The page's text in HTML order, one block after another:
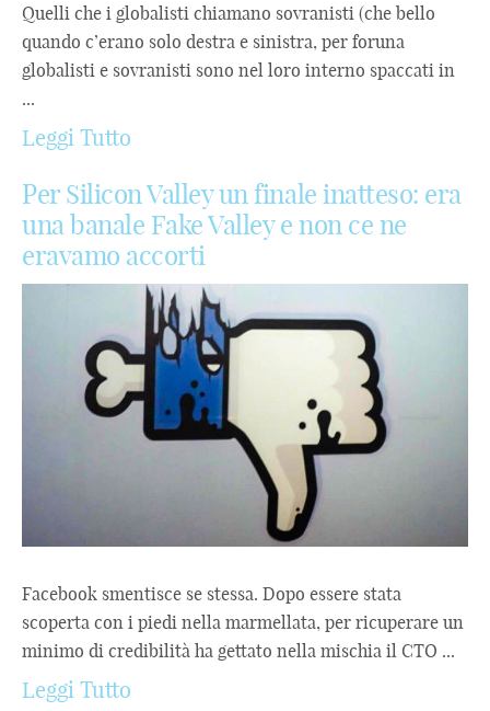
Quelli che i globalisti chiamano sovranisti (che bello
quando c’erano solo destra e sinistra, per foruna
globalisti e sovranisti sono nel loro interno spaccati in
...
Leggi Tutto
Per Silicon Valley un finale inatteso: era
una banale Fake Valley e non ce ne
eravamo accorti
Facebook smentisce se stessa. Dopo essere stata
scoperta con i piedi nella marmellata, per ricuperare un
minimo di credibilità ha gettato nella mischia il CTO ...
Leggi Tutto